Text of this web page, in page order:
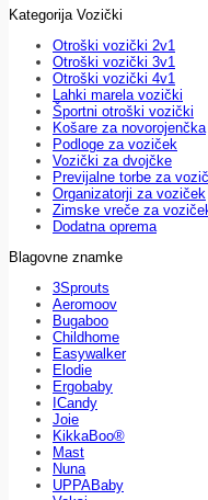
Kategorija Vozički
Otroški vozički 2v1
Otroški vozički 3v1
Otroški vozički 4v1
Lahki marela vozički
Športni otroški vozički
Košare za novorojenčka
Podloge za voziček
Vozički za dvojčke
Previjalne torbe za
Organizatorji za voziček
Zimske vreče za
Dodatna oprema
Blagovne znamke
3Sprouts
Aeromoov
Bugaboo
Childhome
Easywalker
Elodie
Ergobaby
ICandy
Joie
KikkaBoo®
Mast
Nuna
UPPABaby